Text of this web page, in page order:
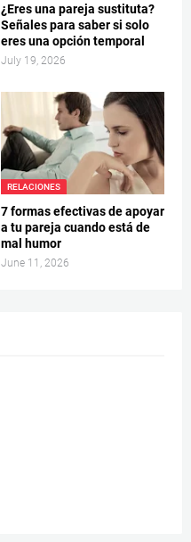
¿Eres una pareja sustituta?
Señales para saber si solo
eres una opción temporal
July 19, 2026
RELACIONES
7 formas efectivas de apoyar
a tu pareja cuando está de
mal humor
June 11, 2026